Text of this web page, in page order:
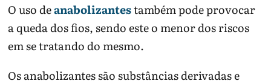
O uso deanabolizantestambém pode provocar
a queda dos fios, sendo este o menor dos riscos
em se tratando do mesmo.
Os anabolizantes são substâncias derivadas e